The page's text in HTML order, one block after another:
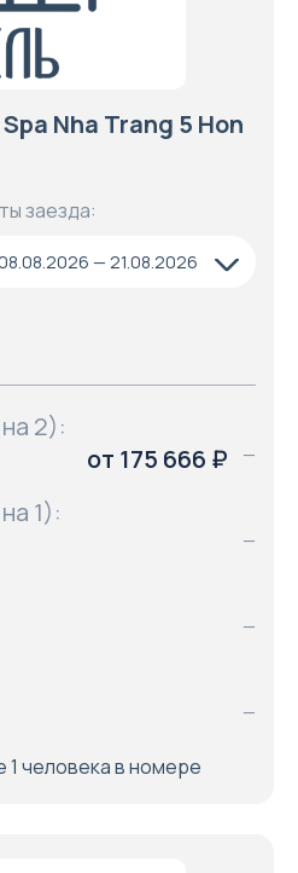
Nha Trang 5 Hon
заезда:
— 21.08.2026
2):
от 175 666 ₽
—
1):
—
—
—
человека в номере